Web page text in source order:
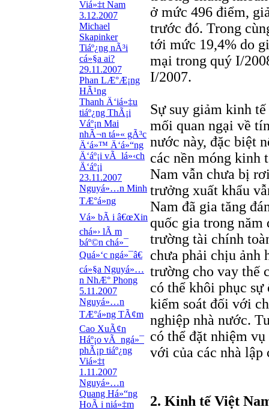
Viá»‡t Nam
3.12.2007
Michael
Skapinker
Tiáº¿ng nÃ³i
cá»§a ai?
29.11.2007
Phan LÆ°Æ¡ng
HÃ¹ng
Thanh Ä‘iá»‡u
tiáº¿ng ThÃ¡i
Váº¡n Mai
nhÃ¬n tá»« gÃ³c
Ä‘á»™ Ä‘á»“ng
Ä‘áº¡i vÃ lá»‹ch
Ä‘áº¡i
23.11.2007
Nguyá»…n Minh
TÆ°á»ng
Vá» bÃ i â€œXin
chá»› lÃ m
báº©n chá»¯
Quá»‘c ngá»¯â€
cá»§a Nguyá»…
n NhÆ° Phong
5.11.2007
Nguyá»…n
TÆ°á»ng TÃ¢m
Cao XuÃ¢n
Háº¡o vÃ ngá»¯
phÃ¡p tiáº¿ng
Viá»‡t
1.11.2007
Nguyá»…n
Quang Há»“ng
HoÃ i niá»‡m
ở mức 496 điểm,
trước đó. Trong
tới mức 19,4% do
mại trong quý I/
I/2007.
Sự suy giảm kinh
mối quan ngại về
nước này, đặc biệt
các nền móng kinh
Nam vẫn chưa bị
trưởng xuất khẩu
Nam đã gia tăng
quốc gia trong năm
trường tài chính
chưa phải chịu ảnh
trường cho vay thế
có thể khôi phục sự
kiểm soát đối với
nghiệp nhà nước.
có thể đặt nhiệm
với của các nhà lập
2. Kinh tế Việt